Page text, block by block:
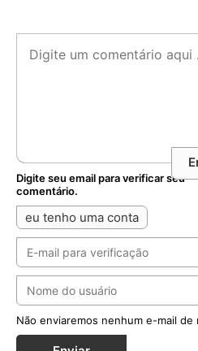
Digite seu email para verificar seu
comentário.
eu tenho uma conta
Não enviaremos nenhum e-mail